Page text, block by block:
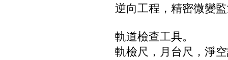
逆向工程，精密微變
軌道檢查工具。
軌檢尺，月台尺，淨